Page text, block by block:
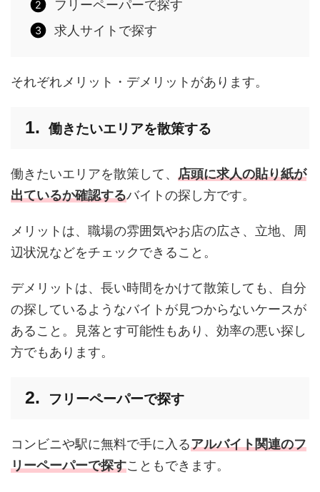
フリーペーパーで探す
求人サイトで探す
それぞれメリット・デメリットがあります。
働きたいエリアを散策する
働きたいエリアを散策して、 店頭に求人の貼り紙が
出ているか確認するバイトの探し方です。
メリットは、職場の雰囲気やお店の広さ、立地、周
辺状況などをチェックできること。
デメリットは、長い時間をかけて散策しても、自分
の探しているようなバイトが見つからないケースが
あること。見落とす可能性もあり、効率の悪い探し
方でもあります。
フリーペーパーで探す
コンビニや駅に無料で手に入るアルバイト関連のフ
リーペーパーで探すこともできます。